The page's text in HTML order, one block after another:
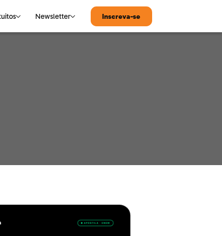
Newsletter Inscreva-se